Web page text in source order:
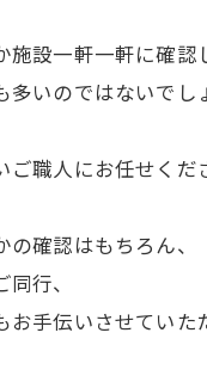
施設一軒一軒に確認
いのではないでし
職人にお任せくだ
確認はもちろん、
行、
手伝いさせていた